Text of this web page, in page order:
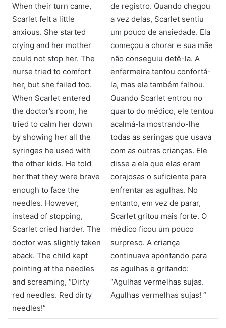
When their turn came,
Scarlet felt a little
anxious. She started
crying and her mother
could not stop her. The
nurse tried to comfort
her, but she failed too.
When Scarlet entered
the doctor’s room, he
tried to calm her down
by showing her all the
syringes he used with
the other kids. He told
her that they were brave
enough to face the
needles. However,
instead of stopping,
Scarlet cried harder. The
doctor was slightly taken
aback. The child kept
pointing at the needles
and screaming, “Dirty
red needles. Red dirty
needles!”
de registro. Quando chegou
a vez delas, Scarlet sentiu
um pouco de ansiedade. Ela
começou a chorar e sua mãe
não conseguiu detê-la. A
enfermeira tentou confortá-
la, mas ela também falhou.
Quando Scarlet entrou no
quarto do médico, ele tentou
acalmá-la mostrando-lhe
todas as seringas que usava
com as outras crianças. Ele
disse a ela que elas eram
corajosas o suficiente para
enfrentar as agulhas. No
entanto, em vez de parar,
Scarlet gritou mais forte. O
médico ficou um pouco
surpreso. A criança
continuava apontando para
as agulhas e gritando:
“Agulhas vermelhas sujas.
Agulhas vermelhas sujas! “